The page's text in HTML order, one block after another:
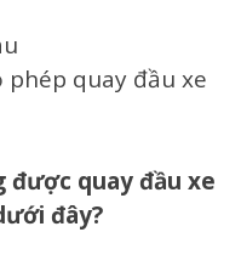
phép quay đầu xe
được quay đầu xe
đây?